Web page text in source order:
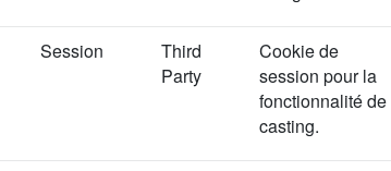
Session
Third
Party
Cookie de
session pour la
fonctionnalité de
casting.